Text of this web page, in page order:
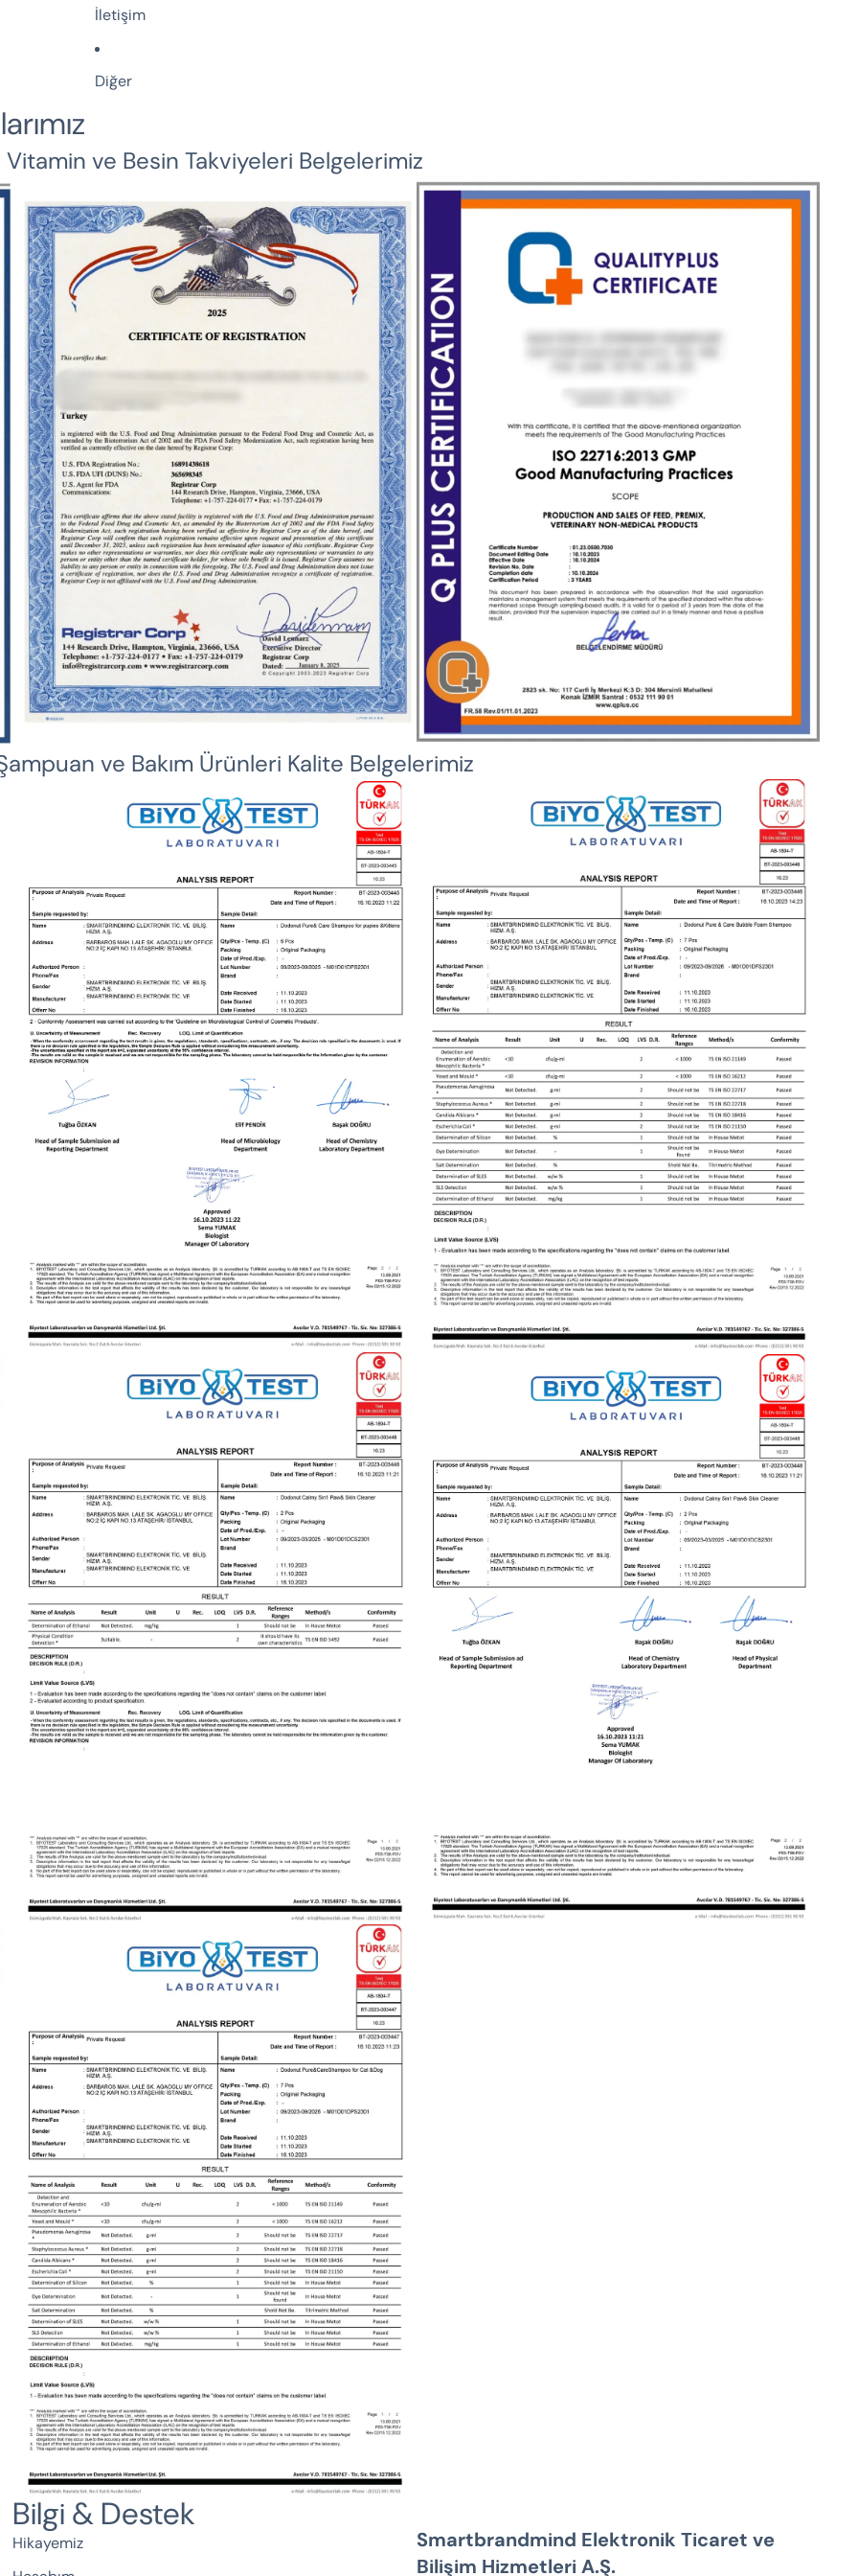
İletişim
Diğer
Vitamin ve Besin Takviyeleri Belgelerimiz
ve Bakım Ürünleri Kalite Belgelerimiz
Bilgi & Destek
Hikayemiz
Smartbrandmind Elektronik Ticaret ve
Bilişim Hizmetleri A.Ş.